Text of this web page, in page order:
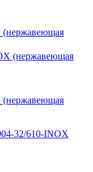
(нержавеющая
(нержавеющая